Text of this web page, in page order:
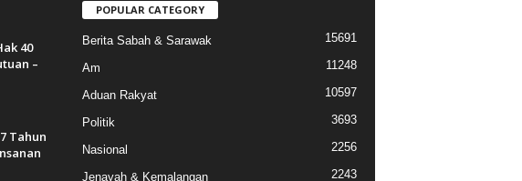
40
–
Tahun
POPULAR CATEGORY
Berita Sabah & Sarawak 15691
Am 11248
Aduan Rakyat 10597
Politik 3693
Nasional 2256
Jenayah & Kemalangan 2243